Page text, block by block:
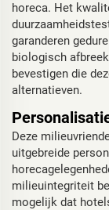
horeca. Het
garanderen
biologisch
bevestigen die
alternatieven.
Deze
uitgebreide
milieuintegriteit
mogelijk dat